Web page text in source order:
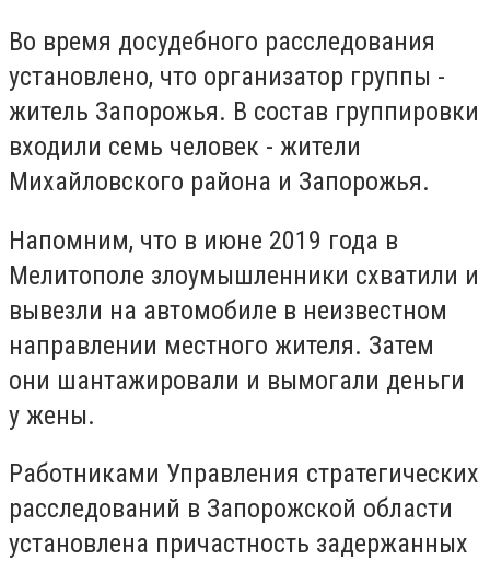
Во время досудебного расследования
установлено, что организатор группы -
житель Запорожья. В состав группировки
входили семь человек - жители
Михайловского района и Запорожья.
Напомним, что в июне 2019 года в
Мелитополе злоумышленники схватили и
вывезли на автомобиле в неизвестном
направлении местного жителя. Затем
они шантажировали и вымогали деньги
у жены.
Работниками Управления стратегических
расследований в Запорожской области
установлена ​​причастность задержанных